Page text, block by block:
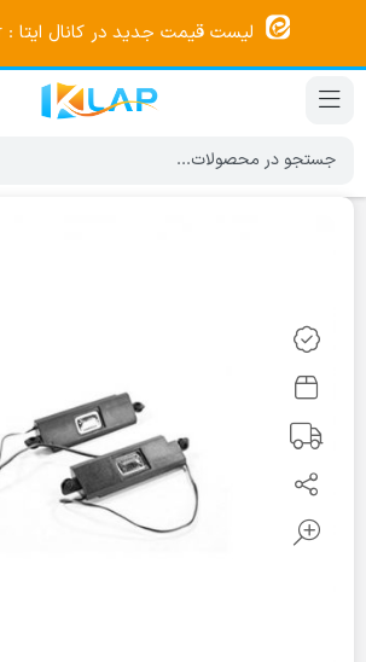
لیست قیمت جدید در کانال ایتا : klapir@